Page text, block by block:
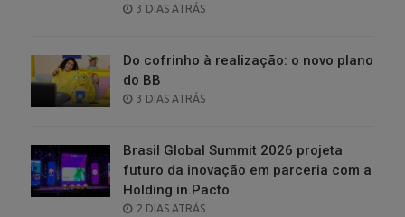
POSTED
3 DIAS ATRÁS
Do cofrinho à realização: o novo plano
do BB
POSTED
3 DIAS ATRÁS
Brasil Global Summit 2026 projeta
futuro da inovação em parceria com a
Holding in.Pacto
POSTED
2 DIAS ATRÁS